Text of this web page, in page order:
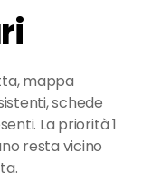
mappa
schede
La priorità 1
resta vicino